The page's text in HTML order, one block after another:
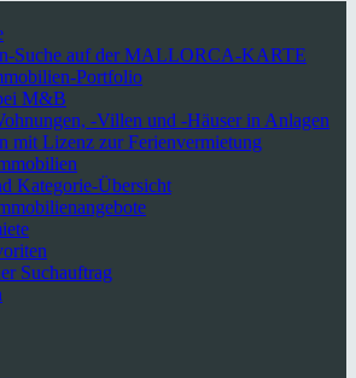
Suche auf der MALLORCA-KARTE
Portfolio
M&B
-Villen und -Häuser in Anlagen
mit Lizenz zur Ferienvermietung
Kategorie-Übersicht
Suchauftrag